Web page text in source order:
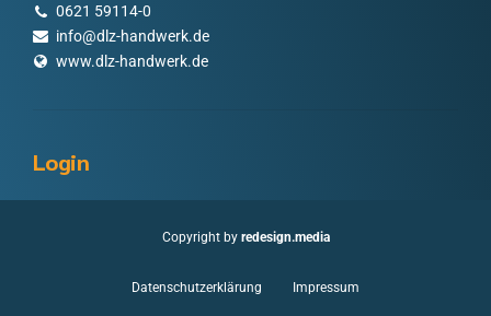
0621 59114-0
info@dlz-handwerk.de
www.dlz-handwerk.de
Login
Copyright by redesign.media
Datenschutzerklärung Impressum